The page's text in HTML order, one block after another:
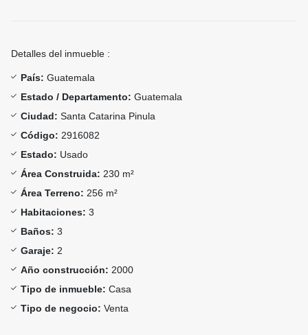
Detalles del inmueble :
País: Guatemala
Estado / Departamento: Guatemala
Ciudad: Santa Catarina Pinula
Código: 2916082
Estado: Usado
Área Construida: 230 m²
Área Terreno: 256 m²
Habitaciones: 3
Baños: 3
Garaje: 2
Año construcción: 2000
Tipo de inmueble: Casa
Tipo de negocio: Venta